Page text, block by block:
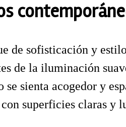
de sofisticación y
de la iluminación
sienta acogedor y
superficies claras y